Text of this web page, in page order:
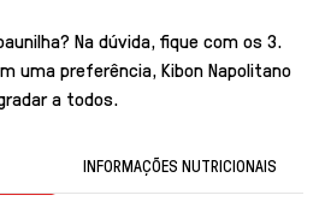
Na dúvida, fique com os 3.
uma preferência, Kibon Napolitano
a todos.
INFORMAÇÕES NUTRICIONAIS